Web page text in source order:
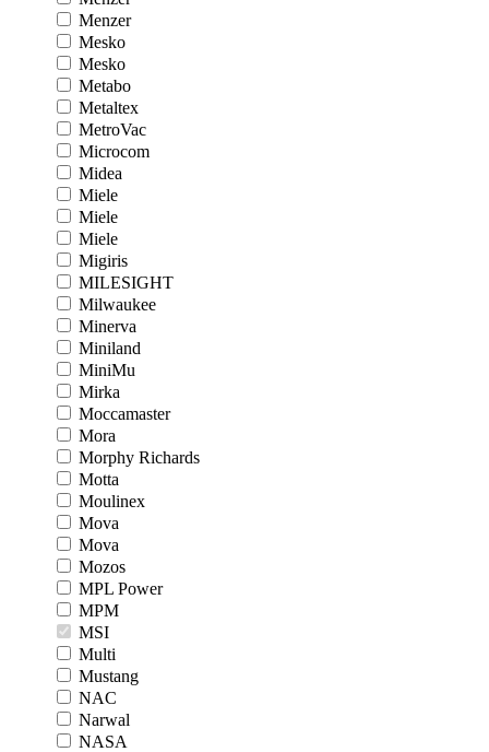
Menzer
Mesko
Mesko
Metabo
Metaltex
MetroVac
Microcom
Midea
Miele
Miele
Miele
Migiris
MILESIGHT
Milwaukee
Minerva
Miniland
MiniMu
Mirka
Moccamaster
Mora
Morphy Richards
Motta
Moulinex
Mova
Mova
Mozos
MPL Power
MPM
MSI
Multi
Mustang
NAC
Narwal
NASA